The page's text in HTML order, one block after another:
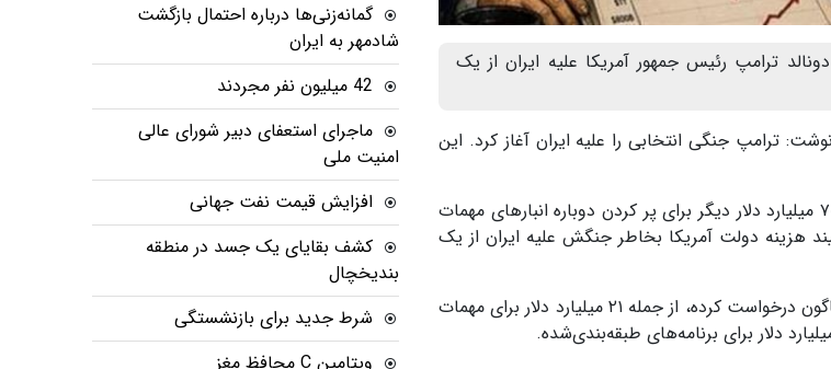
ترامپ رئیس جمهور آمریکا علیه ایران از یک
ترامپ جنگی انتخابی را علیه ایران آغاز کرد. این
این اقتصاددان آمریکایی با انتشار کارتونی در ایکس افزود: ترامپ از کنگره ۷۰ میلیارد دلار دیگر برای پر کردن دوباره انبارهای مهمات
هزینه دولت آمریکا بخاطر جنگش علیه ایران از یک
دولت آمریکا هفته گذشته در نامه‌ای به کنگره حدود ۶۷ میلیارد دلار برای پنتاگون درخواست کرده، از جمله ۲۱ میلیارد دلار برای مهمات
گمانه‌زنی‌ها درباره احتمال بازگشت
شادمهر به ایران
42 میلیون نفر مجردند
ماجرای استعفای دبیر شورای عالی
امنیت ملی
افزایش قیمت نفت جهانی
کشف بقایای یک جسد در منطقه
بندیخچال
شرط جدید برای بازنشستگی
ویتامین C محافظ مغز